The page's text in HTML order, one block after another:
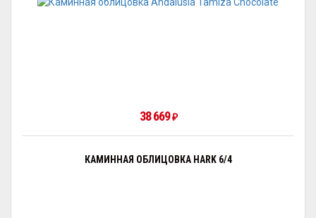
38 669₽
КАМИННАЯ ОБЛИЦОВКА HARK 6/4